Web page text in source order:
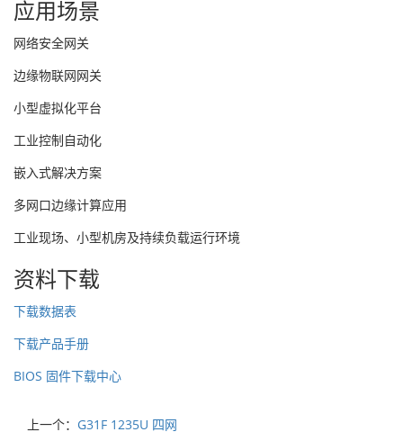
应用场景
网络安全网关
边缘物联网网关
小型虚拟化平台
工业控制自动化
嵌入式解决方案
多网口边缘计算应用
工业现场、小型机房及持续负载运行环境
资料下载
下载数据表
下载产品手册
BIOS 固件下载中心
上一个： G31F 1235U 四网